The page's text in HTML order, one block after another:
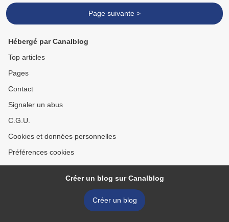
Page suivante >
Hébergé par Canalblog
Top articles
Pages
Contact
Signaler un abus
C.G.U.
Cookies et données personnelles
Préférences cookies
Créer un blog sur Canalblog
Créer un blog